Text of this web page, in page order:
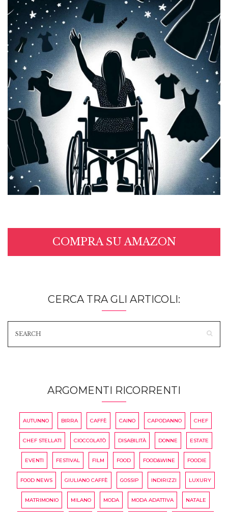
COMPRA SU AMAZON
CERCA TRA GLI ARTICOLI:
ARGOMENTI RICORRENTI
AUTUNNO BIRRA CAFFÈ CAINO CAPODANNO CHEF
CHEF STELLATI CIOCCOLATÒ DISABILITÀ DONNE ESTATE
EVENTI FESTIVAL FILM FOOD FOOD&WINE FOODIE
FOOD NEWS GIULIANO CAFFÈ GOSSIP INDIRIZZI LUXURY
MATRIMONIO MILANO MODA MODA ADATTIVA NATALE